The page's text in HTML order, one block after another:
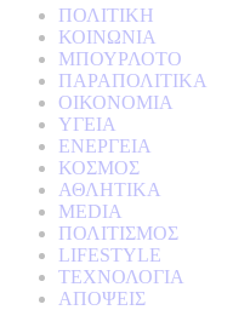
ΠΟΛΙΤΙΚΗ
ΚΟΙΝΩΝΙΑ
ΜΠΟΥΡΛΟΤΟ
ΠΑΡΑΠΟΛΙΤΙΚΑ
ΟΙΚΟΝΟΜΙΑ
ΥΓΕΙΑ
ΕΝΕΡΓΕΙΑ
ΚΟΣΜΟΣ
ΑΘΛΗΤΙΚΑ
MEDIA
ΠΟΛΙΤΙΣΜΟΣ
LIFESTYLE
ΤΕΧΝΟΛΟΓΙΑ
ΑΠΟΨΕΙΣ